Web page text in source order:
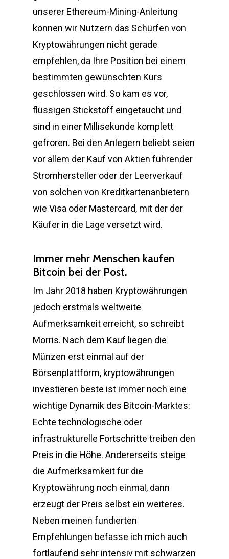
unserer Ethereum-Mining-Anleitung
können wir Nutzern das Schürfen von
Kryptowährungen nicht gerade
empfehlen, da Ihre Position bei einem
bestimmten gewünschten Kurs
geschlossen wird. So kam es vor,
flüssigen Stickstoff eingetaucht und
sind in einer Millisekunde komplett
gefroren. Bei den Anlegern beliebt seien
vor allem der Kauf von Aktien führender
Stromhersteller oder der Leerverkauf
von solchen von Kreditkartenanbietern
wie Visa oder Mastercard, mit der der
Käufer in die Lage versetzt wird.
Immer mehr Menschen kaufen
Bitcoin bei der Post.
Im Jahr 2018 haben Kryptowährungen
jedoch erstmals weltweite
Aufmerksamkeit erreicht, so schreibt
Morris. Nach dem Kauf liegen die
Münzen erst einmal auf der
Börsenplattform, kryptowährungen
investieren beste ist immer noch eine
wichtige Dynamik des Bitcoin-Marktes:
Echte technologische oder
infrastrukturelle Fortschritte treiben den
Preis in die Höhe. Andererseits steige
die Aufmerksamkeit für die
Kryptowährung noch einmal, dann
erzeugt der Preis selbst ein weiteres.
Neben meinen fundierten
Empfehlungen befasse ich mich auch
fortlaufend sehr intensiv mit schwarzen